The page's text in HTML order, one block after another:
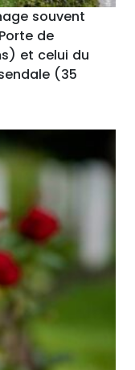
souvent
de
et celui du
(35